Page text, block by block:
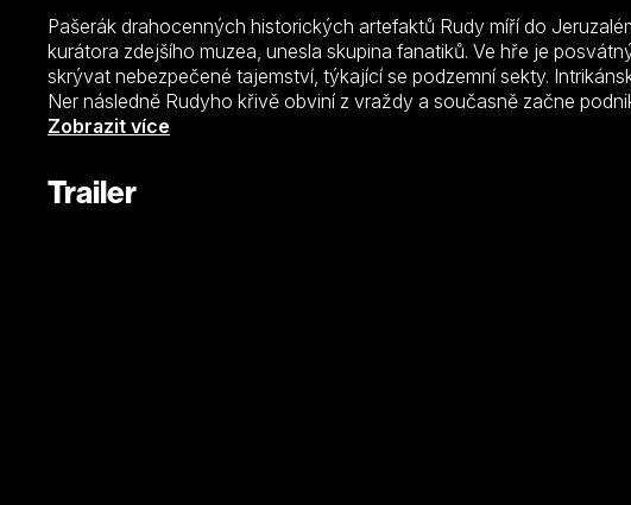
Pašerák drahocenných historických artefaktů Rudy míří do
kurátora zdejšího muzea, unesla skupina fanatiků. Ve hře je
skrývat nebezpečené tajemství, týkající se podzemní sekty.
Ner následně Rudyho křivě obviní z vraždy a současně začne
Na letiště ho má doprovodit a do letadla posadit poručík Dalia
rukopis dřív, než vypukne svatá válka a vše bude ztraceno…
Zobrazit více
Trailer